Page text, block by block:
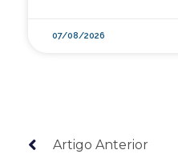
07/08/2026
Artigo Anterior